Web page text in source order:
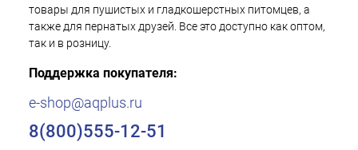
товары для пушистых и гладкошерстных питомцев, а
также для пернатых друзей. Все это доступно как оптом,
так и в розницу.
Поддержка покупателя:
e-shop@aqplus.ru
8(800)555-12-51